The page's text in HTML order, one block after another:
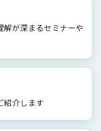
解が深まるセミナーや
紹介します